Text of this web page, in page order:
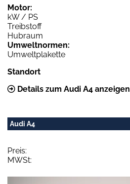
Motor:
kW / PS
Treibstoff
Hubraum
Umweltnormen:
Umweltplakette
Standort
Details zum Audi A4 anzeigen
Audi A4
Preis:
MWSt: